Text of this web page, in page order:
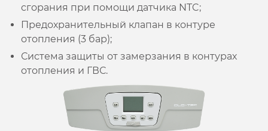
сгорания при помощи датчика NTC;
Предохранительный клапан в контуре
отопления (3 бар);
Система защиты от замерзания в контурах
отопления и ГВС.